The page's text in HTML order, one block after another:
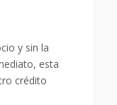
y sin la
esta
crédito